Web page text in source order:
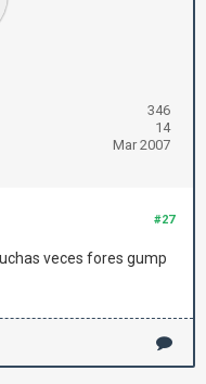
346
14
Mar 2007
#27
veces fores gump